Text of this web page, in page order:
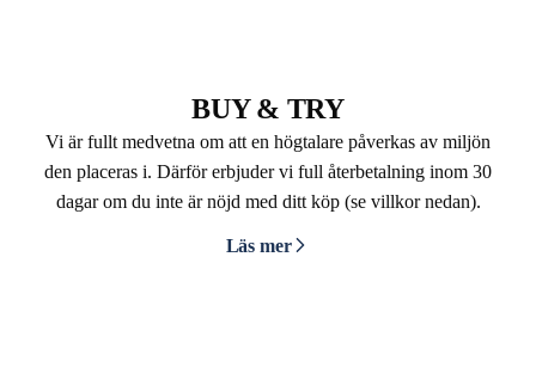
BUY & TRY
Vi är fullt medvetna om att en högtalare påverkas av miljön
den placeras i. Därför erbjuder vi full återbetalning inom 30
dagar om du inte är nöjd med ditt köp (se villkor nedan).
Läs mer